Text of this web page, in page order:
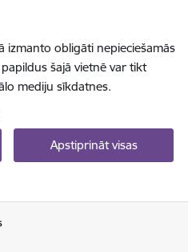
izmanto obligāti nepieciešamās
šajā vietnē var tikt
mediju sīkdatnes.
Apstiprināt visas